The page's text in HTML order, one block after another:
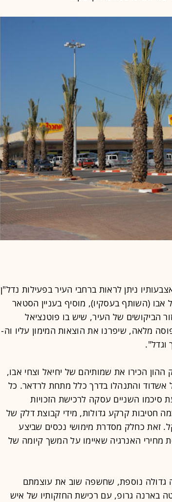
ניתן לראות ברחבי העיר בפעילות נדל"ן
אבו (השותף בעסקיו), מוסיף בעניין הסטאר
הביקושים של העיר, שיש בו פוטנציאל
מלאה, שיפרנו את הוצאות המימון עליו וה-
הכירו את שמותיהם של יחיאל וצחי אבו,
אשדוד והתנהלו בדרך כלל מתחת לרדאר. כל
במהלך חודש מאי 2020, עת סיכמו השניים עסקה לרכישת הזכויות
חטיבות קרקע גדולות, מידי קבוצת דלק של
כ-720 מיליון שקל. זאת כחלק מסדרת מימושי נכסים שביצע
מחירי האנרגיה שאיימו על המשך קיומה של
גדולה נוספת, שחשפה שוב את עוצמתם
בארנה גרופ, עם רכישת החזקותיו של איש